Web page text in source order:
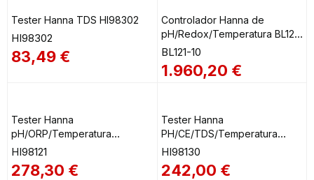
Tester Hanna TDS HI98302
HI98302
83,49 €
Controlador Hanna de
pH/Redox/Temperatura BL121-
10
BL121-10
1.960,20 €
Tester Hanna
pH/ORP/Temperatura
Impermeable HI98121
HI98121
278,30 €
Tester Hanna
PH/CE/TDS/Temperatura
Impermeable HI98130
HI98130
242,00 €